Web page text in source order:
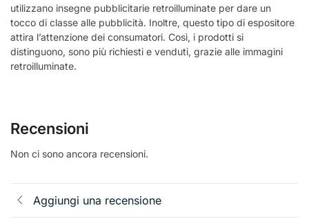
utilizzano insegne pubblicitarie retroilluminate per dare un
tocco di classe alle pubblicità. Inoltre, questo tipo di espositore
attira l’attenzione dei consumatori. Così, i prodotti si
distinguono, sono più richiesti e venduti, grazie alle immagini
retroilluminate.
Recensioni
Non ci sono ancora recensioni.
Aggiungi una recensione